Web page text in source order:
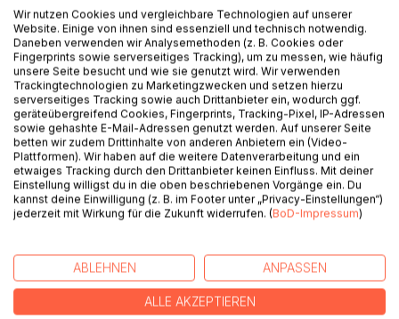
BESCHREIBUNG
Eine junge Anwältin zwischen Faszination und Widerwillen
im Bann einer politischen Attentätergruppe begibt sich auf
dünnes Eis. -
Der temporeiche Auftakt einer Trilogie
Im beschaulichen Freiburg im Breisgau geschieht ein
politisch brisanter Anschlag. Kim Martín, noch voller Ideale,
wird Zeugin dieses Verbrechens. Sie erfährt von einer
sich selbst, den Attentätern und deren Widersachern gerät
sie immer tiefer in den Strudel des Verbrechens. Ab
diesem Moment begibt sich die junge Anwältin auf eine
Wir nutzen Cookies und vergleichbare Technologien auf unserer
Website. Einige von ihnen sind essenziell und technisch notwendig.
Daneben verwenden wir Analysemethoden (z. B. Cookies oder
Fingerprints sowie serverseitiges Tracking), um zu messen, wie häufig
unsere Seite besucht und wie sie genutzt wird. Wir verwenden
Trackingtechnologien zu Marketingzwecken und setzen hierzu
serverseitiges Tracking sowie auch Drittanbieter ein, wodurch ggf.
geräteübergreifend Cookies, Fingerprints, Tracking-Pixel, IP-Adressen
sowie gehashte E-Mail-Adressen genutzt werden. Auf unserer Seite
betten wir zudem Drittinhalte von anderen Anbietern ein (Video-
Plattformen). Wir haben auf die weitere Datenverarbeitung und ein
etwaiges Tracking durch den Drittanbieter keinen Einfluss. Mit deiner
Einstellung willigst du in die oben beschriebenen Vorgänge ein. Du
kannst deine Einwilligung (z. B. im Footer unter „Privacy-Einstellungen“)
jederzeit mit Wirkung für die Zukunft widerrufen. (BoD-Impressum)
ABLEHNEN ANPASSEN
ALLE AKZEPTIEREN